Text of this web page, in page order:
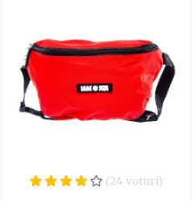
(24 voturi)